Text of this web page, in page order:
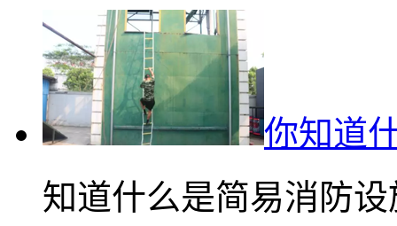
你知道
知道什么是简易消防